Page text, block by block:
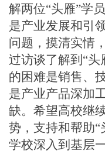
解两位“头雁”学
是产业发展和引
问题，摸清实情
过访谈了解到 “头
的困难是销售、
是产业产品深加
缺。希望高校继
势，支持和帮助“
学校深入到基层